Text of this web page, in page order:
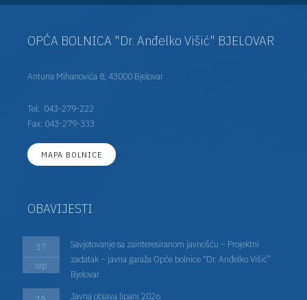
OPĆA BOLNICA "Dr. Anđelko Višić" BJELOVAR
Antuna Mihanovića 8, 43000 Bjelovar
Tel: 043-279-222
Fax: 043-279-333
MAPA BOLNICE
OBAVIJESTI
17
srp
Savjetovanje sa zainteresiranom javnošću – Projektni
zadatak – javna garaža Opće bolnice “Dr. Anđelko Višić”
Bjelovar
Javna objava lipanj 2026